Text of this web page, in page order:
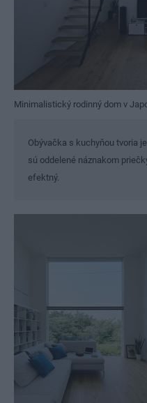
Minimalistický rodinný dom v
Obývačka s kuchyňou tvoria
sú oddelené náznakom
efektný.